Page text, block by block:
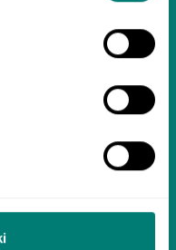
66.99
- 8.2.2027
- 9.8.2027